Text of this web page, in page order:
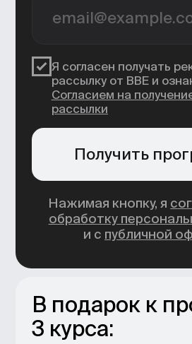
знания по всем ключевым
презентации.
Запишитесь
консультацию с гидом
по школе